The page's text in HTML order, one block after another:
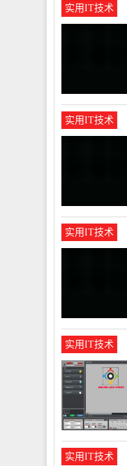
实用IT技术
实用IT技术
实用IT技术
实用IT技术
实用IT技术